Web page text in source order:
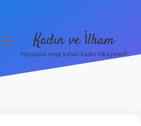
menüyü
Kadın ve İlham
Hayatına neşe katan kadın hikayeleri!